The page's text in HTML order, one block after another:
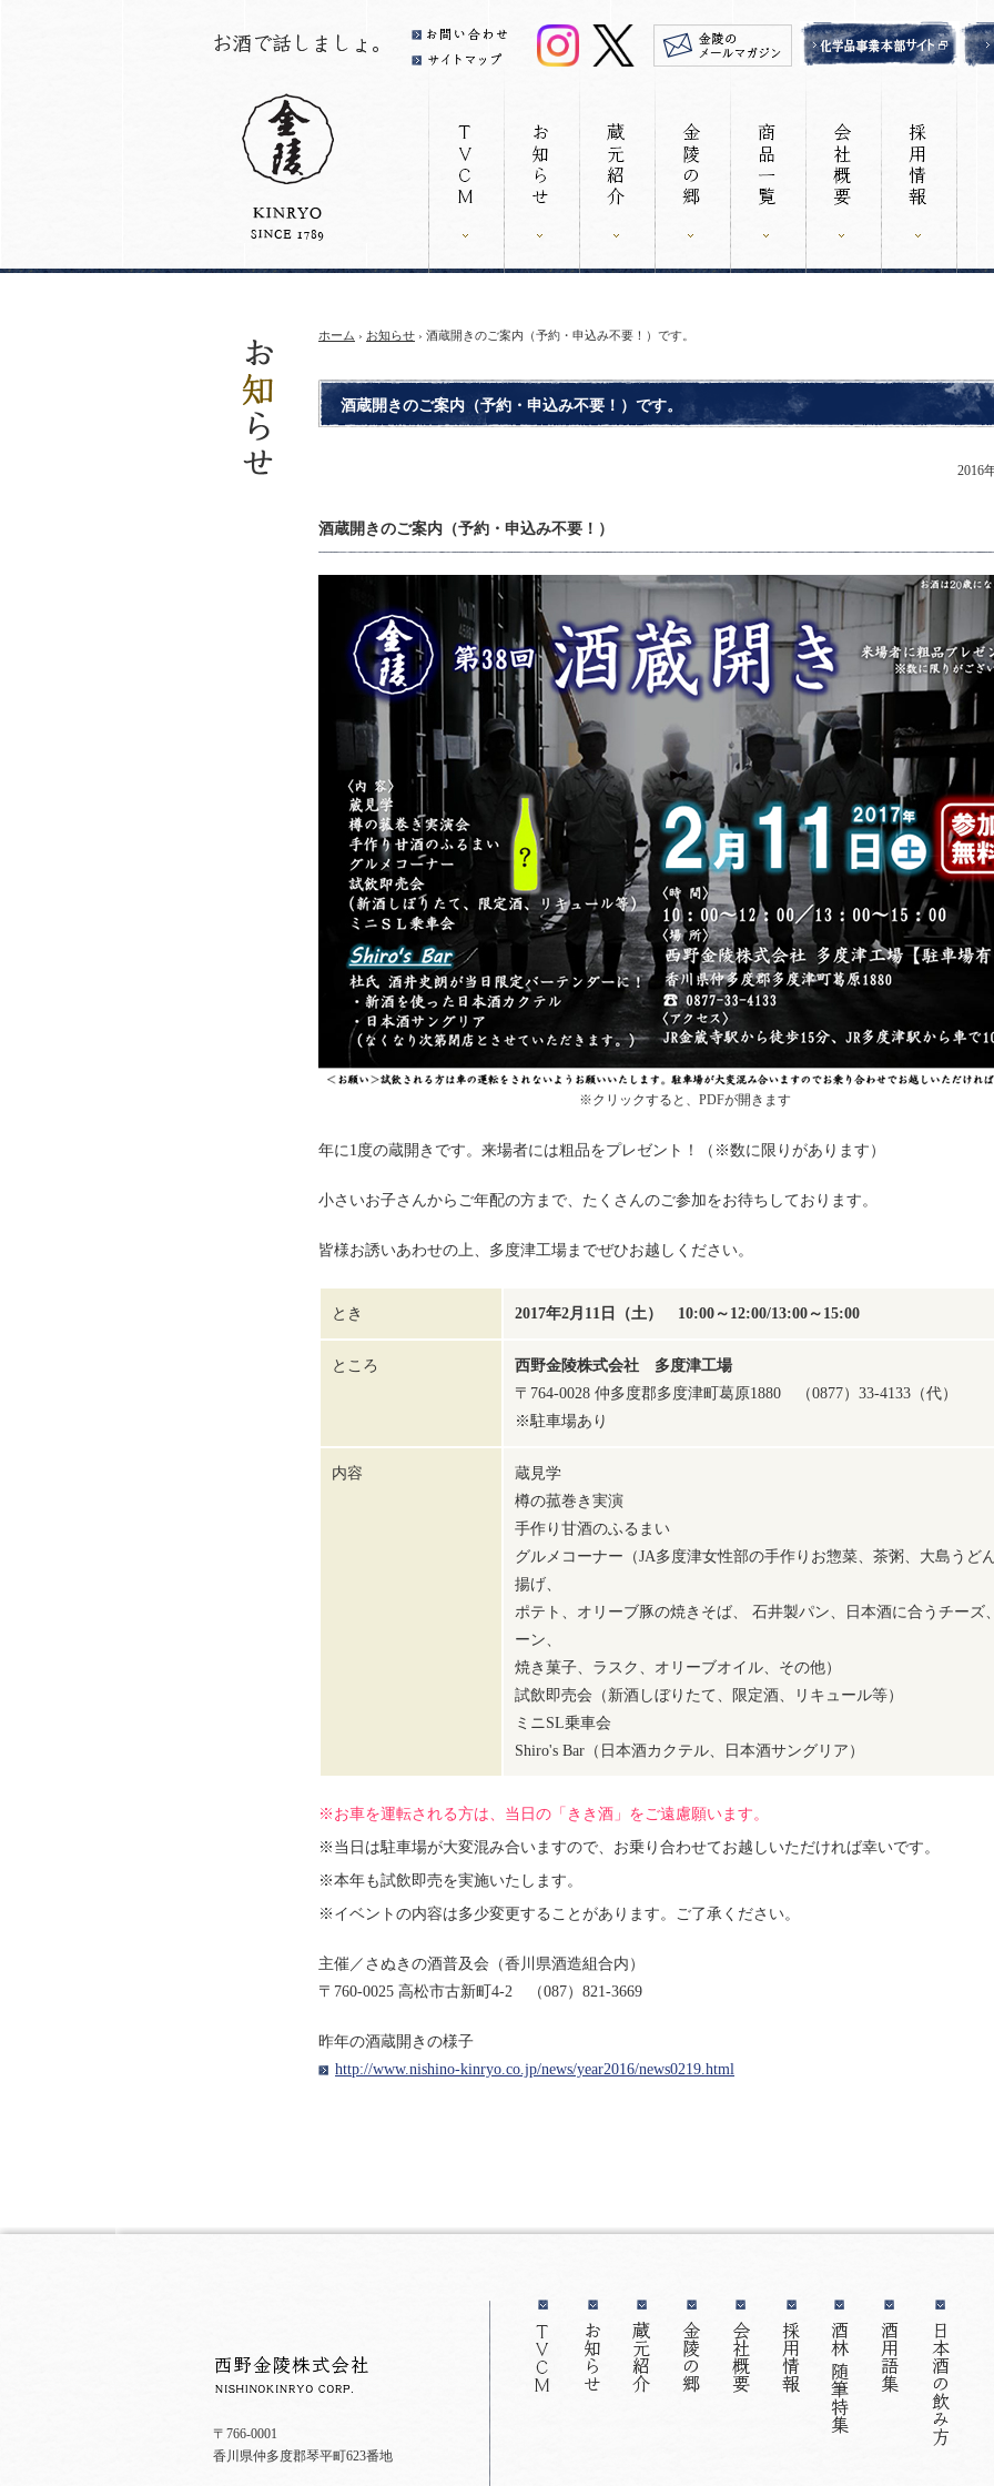
ホーム › お知らせ › 酒蔵開きのご案内（予約・申込み不要！）です。
酒蔵開きのご案内（予約・申込み不要！）です。
2016
酒蔵開きのご案内（予約・申込み不要！）
※クリックすると、PDFが開きます
年に1度の蔵開きです。来場者には粗品をプレゼント！（※数に限りがあります）
小さいお子さんからご年配の方まで、たくさんのご参加をお待ちしております。
皆様お誘いあわせの上、多度津工場までぜひお越しください。
とき 2017年2月11日（土） 10:00～12:00/13:00～15:00
ところ
西野金陵株式会社 多度津工場
〒764-0028 仲多度郡多度津町葛原1880 （0877）33-4133（代）
※駐車場あり
内容
蔵見学
樽の菰巻き実演
手作り甘酒のふるまい
グルメコーナー（JA多度津女性部の手作りお惣菜、茶粥、大島うど
揚げ、
ポテト、オリーブ豚の焼きそば、 石井製パン、日本酒に合うチーズ
ーン、
焼き菓子、ラスク、オリーブオイル、その他）
試飲即売会（新酒しぼりたて、限定酒、リキュール等）
ミニSL乗車会
Shiro's Bar（日本酒カクテル、日本酒サングリア）
※お車を運転される方は、当日の「きき酒」をご遠慮願います。
※当日は駐車場が大変混み合いますので、お乗り合わせてお越しいただければ幸いです。
※本年も試飲即売を実施いたします。
※イベントの内容は多少変更することがあります。ご了承ください。
主催／さぬきの酒普及会（香川県酒造組合内）
〒760-0025 高松市古新町4-2 （087）821-3669
昨年の酒蔵開きの様子
http://www.nishino-kinryo.co.jp/news/year2016/news0219.html
〒766-0001
香川県仲多度郡琴平町623番地